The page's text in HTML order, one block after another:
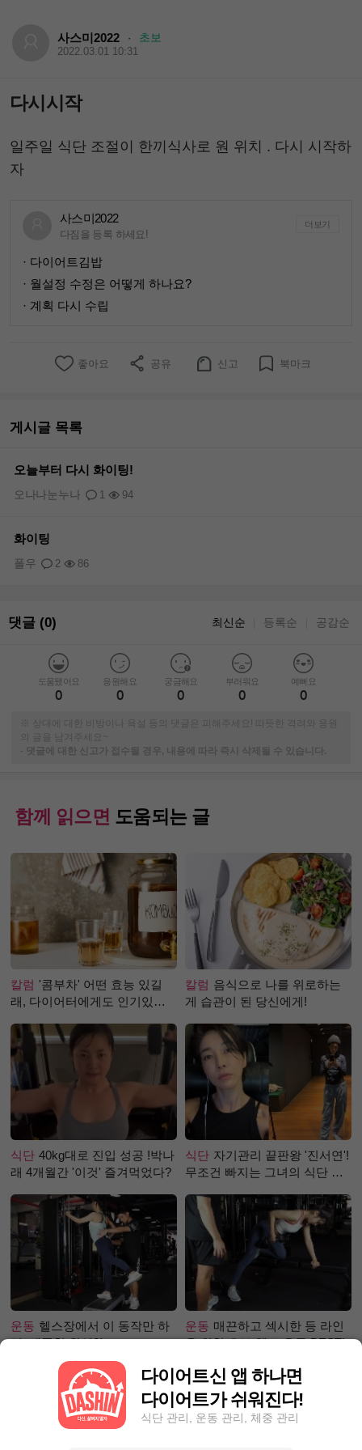
사스미2022 · 초보
2022.03.01 10:31
다시시작
일주일 식단 조절이 한끼식사로 원 위치 . 다시 시작하
자
사스미2022
다짐을 등록 하세요!
더보기
· 다이어트김밥
· 월설정 수정은 어떻게 하나요?
· 계획 다시 수립
좋아요 공유 신고 북마크
게시글 목록
오늘부터 다시 화이팅!
1 94
오나나눈누나
화이팅
2 86
폴우
댓글 (0) 최신순 등록순 공감순
도움됐어요
0
응원해요
0
궁금해요
0
부러워요
0
예뻐요
0
※ 상대에 대한 비방이나 욕설 등의 댓글은 피해주세요! 따뜻한 격려와 응원
의 글을 남겨주세요~
-
댓글에 대한 신고가 접수될 경우, 내용에 따라 즉시 삭제될 수 있습니다.
함께 읽으면 도움되는 글
칼럼 '콤부차' 어떤 효능 있길
래, 다이어터에게도 인기있는
칼럼 음식으로 나를 위로하는
게 습관이 된 당신에게!
식단 40kg대로 진입 성공 !박나
래 4개월간 '이것' 즐겨먹었다?
식단 자기관리 끝판왕 '진서연'!
무조건 빠지는 그녀의 식단 정
운동 헬스장에서 이 동작만 하
면, 애플힙 완성?!
운동 매끈하고 섹시한 등 라인
을 위한 초보 헬스 운동 BEST!
다이어트신 앱 하나면
다이어트가 쉬워진다!
식단 관리, 운동 관리, 체중 관리